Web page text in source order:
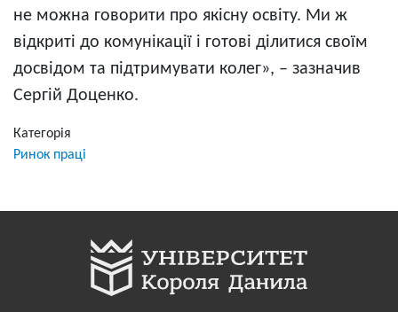
не можна говорити про якісну освіту. Ми ж
відкриті до комунікації і готові ділитися своїм
досвідом та підтримувати колег», – зазначив
Сергій Доценко.
Категорія
Ринок праці